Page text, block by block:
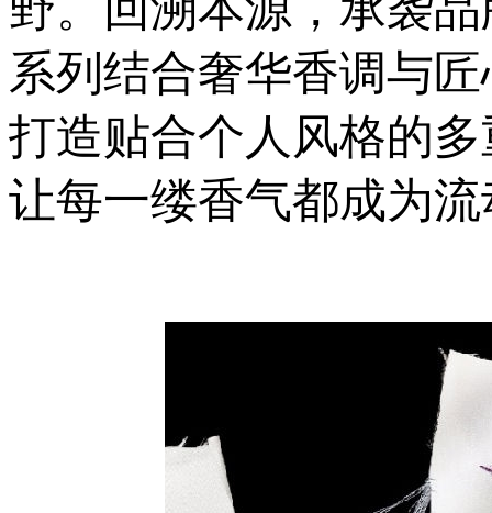
系列结合奢华香调与
打造贴合个人风格的
让每一缕香气都成为